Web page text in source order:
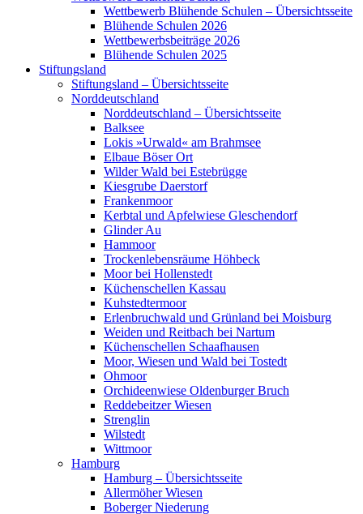
Wettbewerb Blühende Schulen – Übersichtsseite
Blühende Schulen 2026
Wettbewerbsbeiträge 2026
Blühende Schulen 2025
Stiftungsland
Stiftungsland – Übersichtsseite
Norddeutschland
Norddeutschland – Übersichtsseite
Balksee
Lokis »Urwald« am Brahmsee
Elbaue Böser Ort
Wilder Wald bei Estebrügge
Kiesgrube Daerstorf
Frankenmoor
Kerbtal und Apfelwiese Gleschendorf
Glinder Au
Hammoor
Trockenlebensräume Höhbeck
Moor bei Hollenstedt
Küchenschellen Kassau
Kuhstedtermoor
Erlenbruchwald und Grünland bei Moisburg
Weiden und Reitbach bei Nartum
Küchenschellen Schaafhausen
Moor, Wiesen und Wald bei Tostedt
Ohmoor
Orchideenwiese Oldenburger Bruch
Reddebeitzer Wiesen
Strenglin
Wilstedt
Wittmoor
Hamburg
Hamburg – Übersichtsseite
Allermöher Wiesen
Boberger Niederung